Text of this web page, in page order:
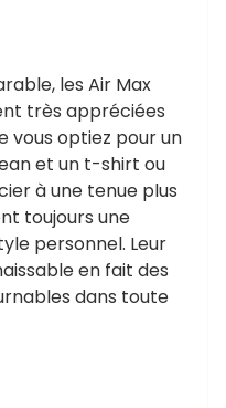
les Air Max
très appréciées
vous optiez pour un
et un t-shirt ou
à une tenue plus
toujours une
personnel. Leur
en fait des
dans toute